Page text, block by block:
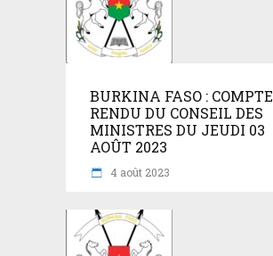
BURKINA FASO : COMPTE
RENDU DU CONSEIL DES
MINISTRES DU JEUDI 03
AOÛT 2023
4 août 2023